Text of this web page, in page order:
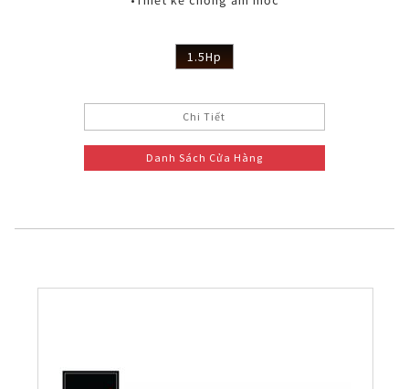
1.5Hp
Chi Tiết
Danh Sách Cửa Hàng